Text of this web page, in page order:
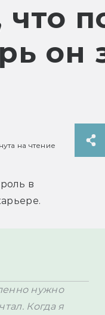
он
на чтение
в
нужно
Когда я